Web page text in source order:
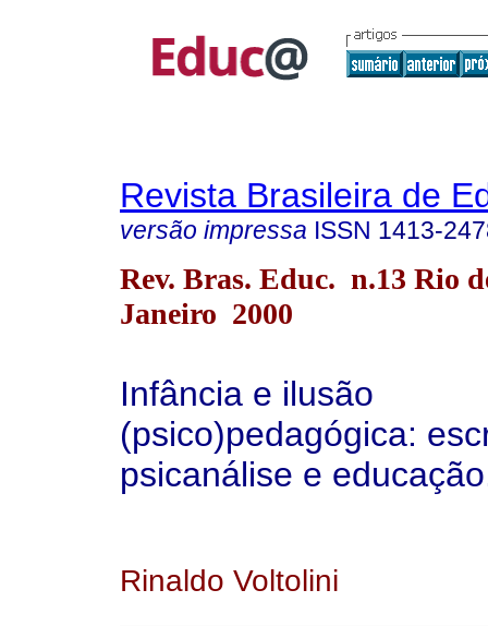
Revista Brasileira de
versão impressa ISSN 1413-
Rev. Bras. Educ. n.13 Rio
Janeiro 2000
Infância e ilusão
(psico)pedagógica:
psicanálise e
Rinaldo Voltolini